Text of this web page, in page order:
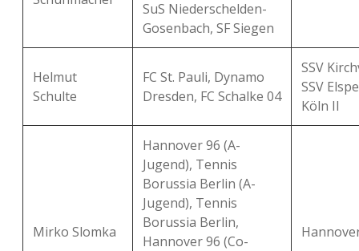
SuS Niederschelden-
Gosenbach, SF Siegen
Helmut
Schulte
FC St. Pauli, Dynamo
Dresden, FC Schalke 04
SSV
SSV
Köln II
Mirko Slomka
Hannover 96 (A-
Jugend), Tennis
Borussia Berlin (A-
Jugend), Tennis
Borussia Berlin,
Hannover 96 (Co-